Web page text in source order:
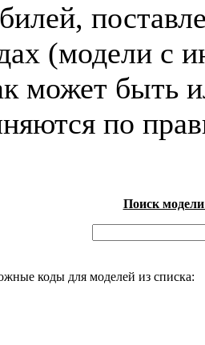
(модели с
может быть
по
Поиск
коды для моделей из списка: